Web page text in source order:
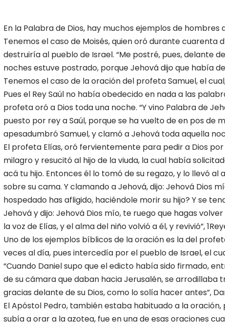
En la Palabra de Dios, hay muchos ejemplos de hombres
Tenemos el caso de Moisés, quien oró durante cuarenta
destruiría al pueblo de Israel. “Me postré, pues, delante
noches estuve postrado, porque Jehová dijo que había
Tenemos el caso de la oración del profeta Samuel, el
Pues el Rey Saúl no había obedecido en nada a las
profeta oró a Dios toda una noche. “Y vino Palabra de
puesto por rey a Saúl, porque se ha vuelto de en pos de
apesadumbró Samuel, y clamó a Jehová toda aquella
El profeta Elías, oró fervientemente para pedir a Dios
milagro y resucitó al hijo de la viuda, la cual había
acá tu hijo. Entonces él lo tomó de su regazo, y lo llevó
sobre su cama. Y clamando a Jehová, dijo: Jehová Dios
hospedado has afligido, haciéndole morir su hijo? Y se
Jehová y dijo: Jehová Dios mío, te ruego que hagas
la voz de Elías, y el alma del niño volvió a él, y revivió”,
Uno de los ejemplos bíblicos de la oración es la del
veces al día, pues intercedía por el pueblo de Israel, el
“Cuando Daniel supo que el edicto había sido firmado,
de su cámara que daban hacia Jerusalén, se arrodillaba
gracias delante de su Dios, como lo solía hacer antes”,
El Apóstol Pedro, también estaba habituado a la oración,
subía a orar a la azotea, fue en una de esas oraciones